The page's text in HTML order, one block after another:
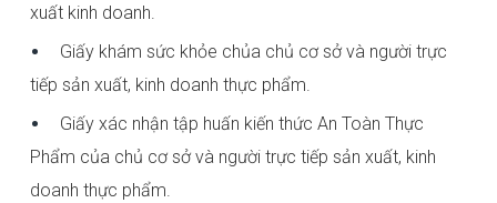
xuất kinh doanh.
Giấy khám sức khỏe chủa chủ cơ sở và người trực
tiếp sản xuất, kinh doanh thực phẩm.
Giấy xác nhận tập huấn kiến thức An Toàn Thực
Phẩm của chủ cơ sở và người trực tiếp sản xuất, kinh
doanh thực phẩm.